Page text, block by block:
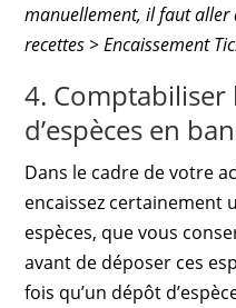
manuellement, il faut aller
recettes > Encaissement
4. Comptabiliser
d’espèces en
Dans le cadre de votre
encaissez certainement
espèces, que vous
avant de déposer ces
fois qu’un dépôt